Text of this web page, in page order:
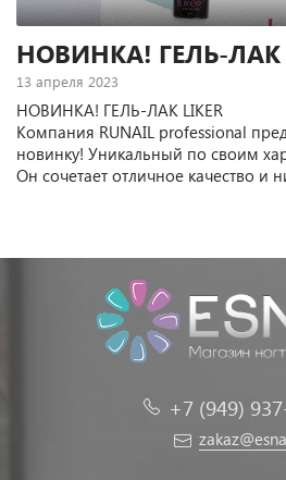
НОВИНКА! ГЕЛЬ-ЛАК
13 апреля 2023
НОВИНКА! ГЕЛЬ-ЛАК LIKER
Компания RUNAIL professional
новинку! Уникальный по своим
Он сочетает отличное качество и
+7 (949)